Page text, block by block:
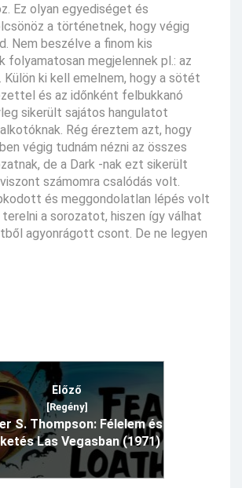
Ez olyan egyediséget és
a történetnek, hogy végig
Nem beszélve a finom kis
folyamatosan megjelennek pl.: az
Külön ki kell emelnem, hogy a sötét
és az időnként felbukkanó
sikerült sajátos hangulatot
Rég éreztem azt, hogy
végig tudnám nézni az összes
de a Dark -nak ezt sikerült
számomra csalódás volt.
és meggondolatlan lépés volt
terelni a sorozatot, hiszen így válhat
agyonrágott csont. De ne legyen
Előző
[Regény]
S. Thompson: Félelem és
Las Vegasban (1971)